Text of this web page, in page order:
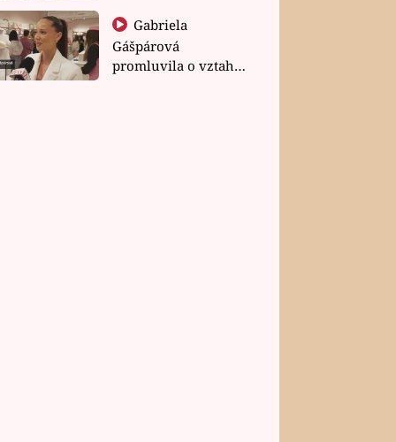
Gabriela
Gášpárová
promluvila o vztahu